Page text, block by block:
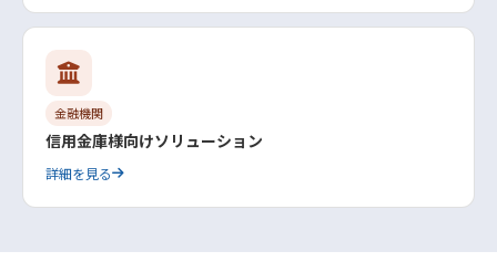
金融機関
信用金庫様向けソリューション
詳細を見る